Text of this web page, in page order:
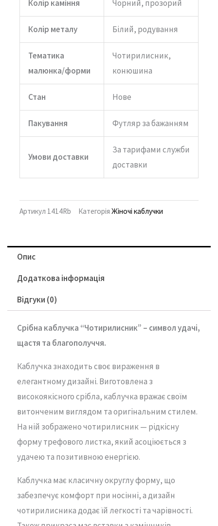
Колір каміння Чорний, прозорий
Колір металу Білий, родування
Тематика
малюнка/форми
Чотирилисник,
конюшина
Стан Нове
Пакування Футляр за бажанням
Умови доставки
За тарифами служби
доставки
Артикул 1414Rb Категорія Жіночі каблучки
Опис
Додаткова інформація
Відгуки (0)
Срібна каблучка “Чотирилисник” – символ удачі,
щастя та благополуччя.
Каблучка знаходить своє вираження в
елегантному дизайні. Виготовлена з
високоякісного срібла, каблучка вражає своїм
витонченим виглядом та оригінальним стилем.
На ній зображено чотирилисник — рідкісну
форму трефового листка, який асоціюється з
удачею та позитивною енергією.
Каблучка має класичну округлу форму, що
забезпечує комфорт при носінні, а дизайн
чотирилисника додає їй легкості та чарівності.